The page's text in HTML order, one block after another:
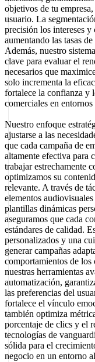
objetivos de tu
usuario. La
precisión los intereses y
aumentando las tasas
Además, nuestro
clave para evaluar el
necesarios que
solo incrementa la
fortalece la confianza y
comerciales en
Nuestro enfoque
ajustarse a las
que cada campaña de
altamente efectiva para
trabajar estrechamente
optimizamos su
relevante. A través de
elementos
plantillas dinámicas
aseguramos que cada
estándares de calidad.
personalizados y una
generar campañas
comportamientos de los
nuestras herramientas
automatización,
las preferencias del
fortalece el vínculo
también optimiza
porcentaje de clics y el
tecnologías de
sólida para el
negocio en un entorno